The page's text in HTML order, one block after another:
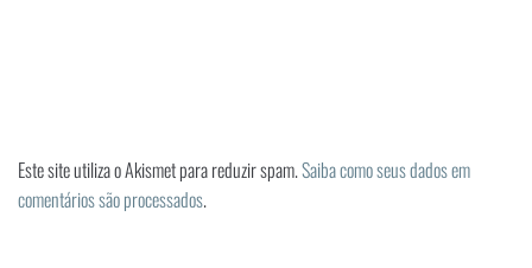
Este site utiliza o Akismet para reduzir spam.Saiba como seus dados em
comentários são processados.